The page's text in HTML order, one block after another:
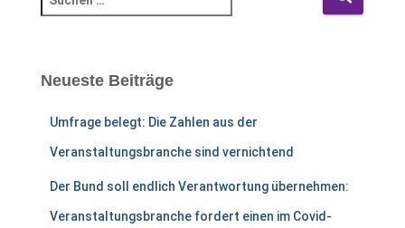
u
eNeueste Beiträge
Umfrage belegt: Die Zahlen aus der
Veranstaltungsbranche sind vernichtend
Der Bund soll endlich Verantwortung übernehmen:
Veranstaltungsbranche fordert einen im Covid-